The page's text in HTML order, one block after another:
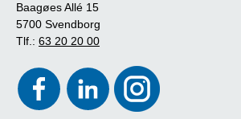
Baagøes Allé 15
5700 Svendborg
Tlf.: 63 20 20 00